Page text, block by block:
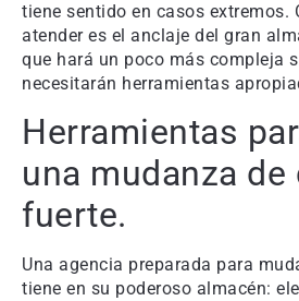
tiene sentido en casos extremos.
atender es el anclaje del gran
que hará un poco más compleja
necesitarán herramientas
Herramientas
una mudanza de
fuerte.
Una agencia preparada para
tiene en su poderoso almacén: